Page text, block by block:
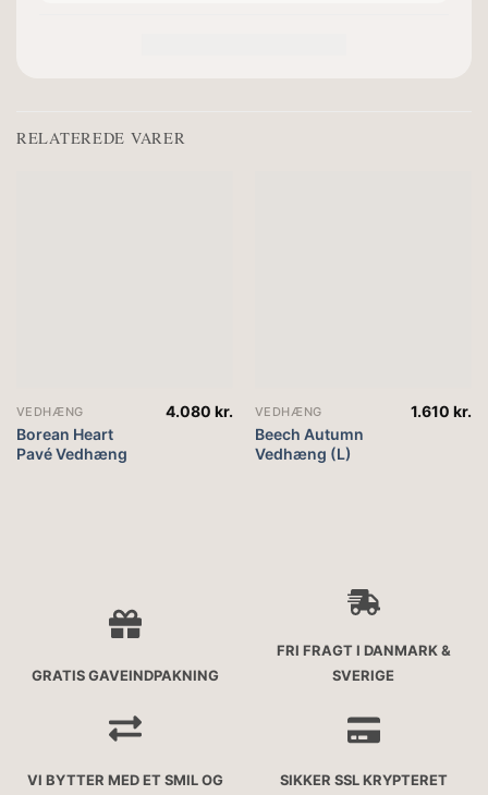
RELATEREDE VARER
VEDHÆNG
Borean Heart
Pavé Vedhæng
4.080kr. VEDHÆNG
Beech Autumn
Vedhæng (L)
1.610kr.
GRATIS GAVEINDPAKNING
FRI FRAGT I DANMARK &
SVERIGE
VI BYTTER MED ET SMIL OG
SIKKER SSL KRYPTERET